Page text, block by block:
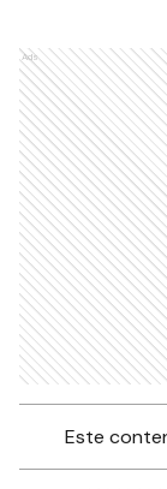
Ads
Este